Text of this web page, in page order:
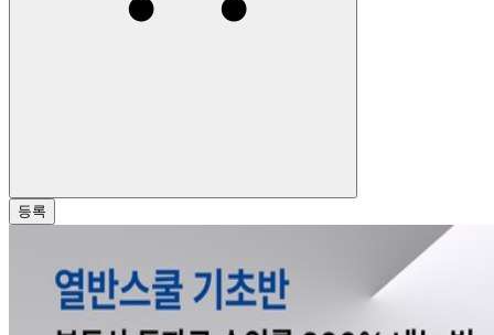
등록